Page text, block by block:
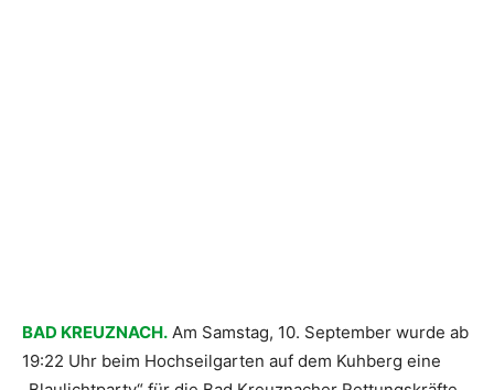
BAD KREUZNACH. Am Samstag, 10. September wurde ab
19:22 Uhr beim Hochseilgarten auf dem Kuhberg eine